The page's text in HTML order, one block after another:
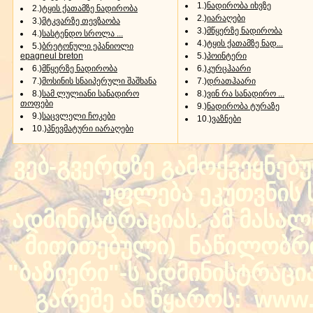
2.)ტყის ქათამზე ნადირობა
3.)მტკვარზე თევზაობა
4.)სასტენდო სროლა ...
5.)ბრეტონული ეპანიოლი
epagneul breton
6.)მწყერზე ნადირობა
7.)მოსინის სნაიპერული შაშხანა
8.)სამ ლულიანი სანადირო
თოფები
9.)საცვლელი ჩოკები
10.)პნევმატური იარაღები
1.)ნადირობა იხვზე
2.)იარაღები
3.)მწყერზე ნადირობა
4.)ტყის ქათამზე ნად...
5.)პოინტერი
6.)კურცჰაარი
7.)დრათჰაარი
8.)ვინ რა სანადირო ...
9.)ნადირობა ტურაზე
10.)ვაზნები
ვებ-გვერდზე
უფლება ეკუთვნის
ადმინისტრაციას. ამ
მითითებული)
"ბაზიერი"-ს
გარეშე ან წყაროს: